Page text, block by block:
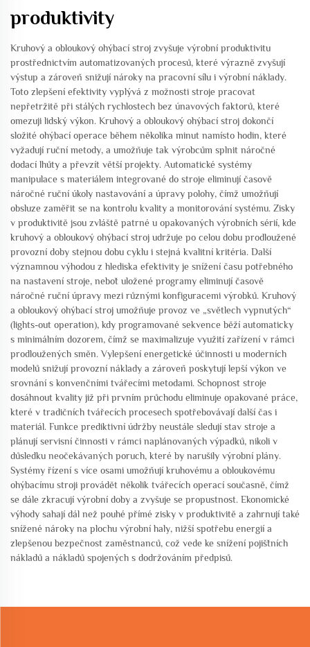
produktivity
Kruhový a obloukový ohýbací stroj zvyšuje výrobní produktivitu
prostřednictvím automatizovaných procesů, které výrazně zvyšují
výstup a zároveň snižují nároky na pracovní sílu i výrobní náklady.
Toto zlepšení efektivity vyplývá z možnosti stroje pracovat
nepřetržitě při stálých rychlostech bez únavových faktorů, které
omezuji lidský výkon. Kruhový a obloukový ohýbací stroj dokončí
složité ohýbací operace během několika minut namísto hodin, které
vyžadují ruční metody, a umožňuje tak výrobcům splnit náročné
dodací lhůty a převzít větší projekty. Automatické systémy
manipulace s materiálem integrované do stroje eliminují časově
náročné ruční úkoly nastavování a úpravy polohy, čímž umožňují
obsluze zaměřit se na kontrolu kvality a monitorování systému. Zisky
v produktivitě jsou zvláště patrné u opakovaných výrobních sérií, kde
kruhový a obloukový ohýbací stroj udržuje po celou dobu prodloužené
provozní doby stejnou dobu cyklu i stejná kvalitní kritéria. Další
významnou výhodou z hlediska efektivity je snížení času potřebného
na nastavení stroje, neboť uložené programy eliminují časově
náročné ruční úpravy mezi různými konfiguracemi výrobků. Kruhový
a obloukový ohýbací stroj umožňuje provoz ve „světlech vypnutých“
(lights-out operation), kdy programované sekvence běží automaticky
s minimálním dozorem, čímž se maximalizuje využití zařízení v rámci
prodloužených směn. Vylepšení energetické účinnosti u moderních
modelů snižují provozní náklady a zároveň poskytují lepší výkon ve
srovnání s konvenčními tvářecími metodami. Schopnost stroje
dosáhnout kvality již při prvním průchodu eliminuje opakované práce,
které v tradičních tvářecích procesech spotřebovávají další čas i
materiál. Funkce prediktivní údržby neustále sledují stav stroje a
plánují servisní činnosti v rámci naplánovaných výpadků, nikoli v
důsledku neočekávaných poruch, které by narušily výrobní plány.
Systémy řízení s více osami umožňují kruhovému a obloukovému
ohýbacímu stroji provádět několik tvářecích operací současně, čímž
se dále zkracují výrobní doby a zvyšuje se propustnost. Ekonomické
výhody sahají dál než pouhé přímé zisky v produktivitě a zahrnují také
snížené nároky na plochu výrobní haly, nižší spotřebu energií a
zlepšenou bezpečnost zaměstnanců, což vede ke snížení pojišťních
nákladů a nákladů spojených s dodržováním předpisů.